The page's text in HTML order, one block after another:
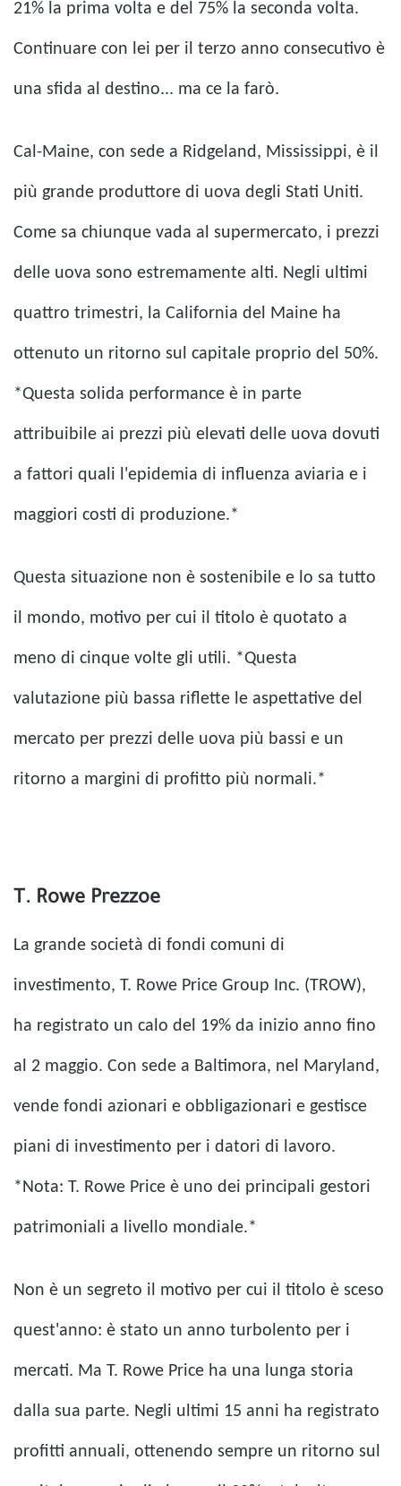
21% la prima volta e del 75% la seconda volta.
Continuare con lei per il terzo anno consecutivo è
una sfida al destino... ma ce la farò.
Cal-Maine, con sede a Ridgeland, Mississippi, è il
più grande produttore di uova degli Stati Uniti.
Come sa chiunque vada al supermercato, i prezzi
delle uova sono estremamente alti. Negli ultimi
quattro trimestri, la California del Maine ha
ottenuto un ritorno sul capitale proprio del 50%.
*Questa solida performance è in parte
attribuibile ai prezzi più elevati delle uova dovuti
a fattori quali l'epidemia di influenza aviaria e i
maggiori costi di produzione.*
Questa situazione non è sostenibile e lo sa tutto
il mondo, motivo per cui il titolo è quotato a
meno di cinque volte gli utili. *Questa
valutazione più bassa riflette le aspettative del
mercato per prezzi delle uova più bassi e un
ritorno a margini di profitto più normali.*
T. Rowe Prezzoe
La grande società di fondi comuni di
investimento, T. Rowe Price Group Inc. (TROW),
ha registrato un calo del 19% da inizio anno fino
al 2 maggio. Con sede a Baltimora, nel Maryland,
vende fondi azionari e obbligazionari e gestisce
piani di investimento per i datori di lavoro.
*Nota: T. Rowe Price è uno dei principali gestori
patrimoniali a livello mondiale.*
Non è un segreto il motivo per cui il titolo è sceso
quest'anno: è stato un anno turbolento per i
mercati. Ma T. Rowe Price ha una lunga storia
dalla sua parte. Negli ultimi 15 anni ha registrato
profitti annuali, ottenendo sempre un ritorno sul